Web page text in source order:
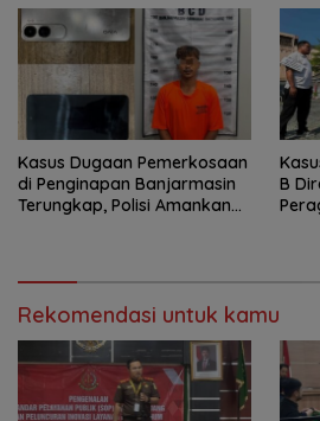
Kasus Dugaan Pemerkosaan
di Penginapan Banjarmasin
Terungkap, Polisi Amankan
B
Rekomendasi untuk kamu